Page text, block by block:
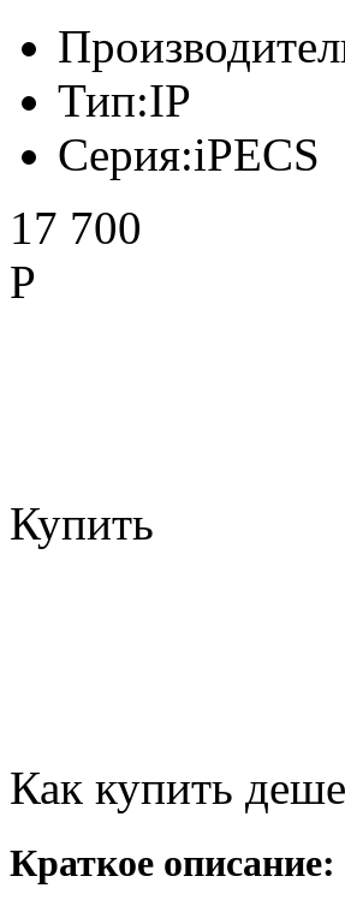
Тип:IP
Серия:iPECS
17 700
Р
Купить
Как купить
Краткое описание: